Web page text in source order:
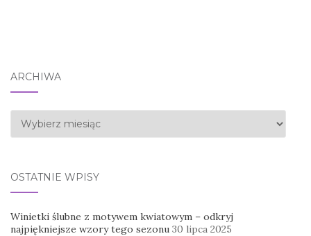
ARCHIWA
Archiwa
OSTATNIE WPISY
Winietki ślubne z motywem kwiatowym – odkryj
najpiękniejsze wzory tego sezonu 30 lipca 2025